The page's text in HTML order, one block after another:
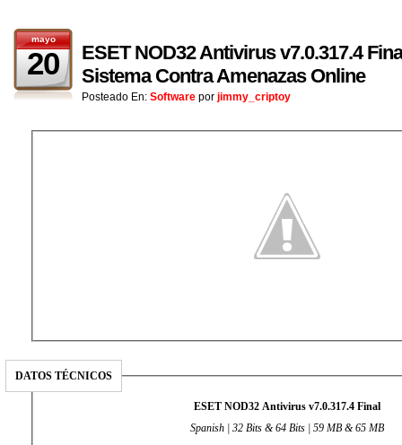
mayo
20
ESET NOD32 Antivirus v7.0.317.4
Sistema Contra Amenazas Online
Posteado En: Software por jimmy_criptoy
DATOS TÉCNICOS
ESET NOD32 Antivirus v7.0.317.4 Final
Spanish | 32 Bits & 64 Bits | 59 MB & 65 MB